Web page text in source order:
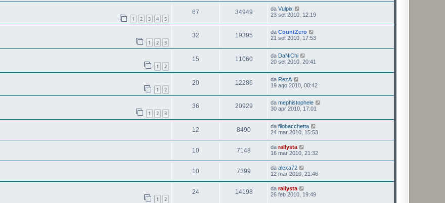
1 2 3 4 5
67 34949 da Vulpix
23 set 2010, 12:19
1 2 3
32 19395 da CountZero
21 set 2010, 17:53
1 2
15 11060 da DaNiChi
20 set 2010, 20:41
1 2
20 12286 da RezA
19 ago 2010, 00:42
1 2 3
36 20929 da mephistophele
30 apr 2010, 17:01
12 8490 da filobacchetta
24 mar 2010, 15:53
10 7148 da rallysta
16 mar 2010, 21:32
10 7399 da alexa72
12 mar 2010, 21:46
1 2
24 14198 da rallysta
26 feb 2010, 19:49